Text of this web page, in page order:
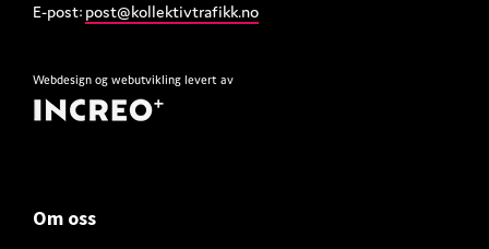
E-post: post@kollektivtrafikk.no
Webdesign og webutvikling levert av
Om oss